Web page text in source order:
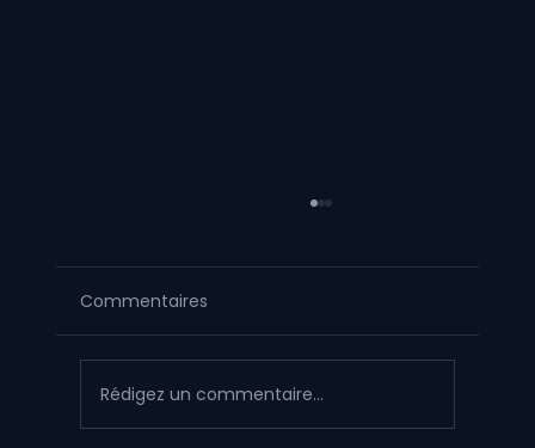
Commentaires
Rédigez un commentaire...